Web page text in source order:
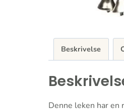
Beskrivelse
Denne leken har